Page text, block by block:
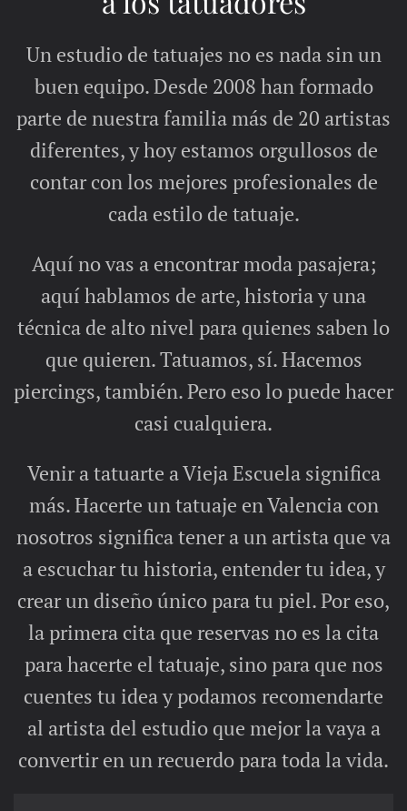
Un estudio de tatuajes no es nada sin un
buen equipo. Desde 2008 han formado
parte de nuestra familia más de 20 artistas
diferentes, y hoy estamos orgullosos de
contar con los mejores profesionales de
cada estilo de tatuaje.
Aquí no vas a encontrar moda pasajera;
aquí hablamos de arte, historia y una
técnica de alto nivel para quienes saben lo
que quieren. Tatuamos, sí. Hacemos
piercings, también. Pero eso lo puede hacer
casi cualquiera.
Venir a tatuarte a Vieja Escuela significa
más. Hacerte un tatuaje en Valencia con
nosotros significa tener a un artista que va
a escuchar tu historia, entender tu idea, y
crear un diseño único para tu piel. Por eso,
la primera cita que reservas no es la cita
para hacerte el tatuaje, sino para que nos
cuentes tu idea y podamos recomendarte
al artista del estudio que mejor la vaya a
convertir en un recuerdo para toda la vida.